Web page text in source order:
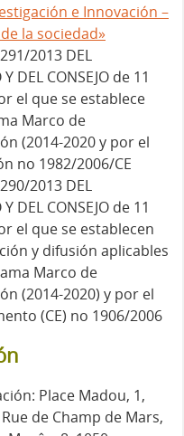
e Innovación –
la sociedad»
2013 DEL
DEL CONSEJO de 11
el que se establece
Marco de
(2014-2020 y por el
no 1982/2006/CE
2013 DEL
DEL CONSEJO de 11
el que se establecen
y difusión aplicables
Marco de
(2014-2020) y por el
(CE) no 1906/2006
Place Madou, 1,
de Champ de Mars,